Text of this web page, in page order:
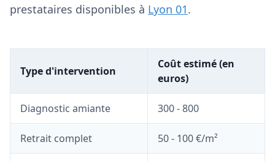
prestataires disponibles à Lyon 01.
Type d'intervention
Coût estimé (en
euros)
Diagnostic amiante 300 - 800
Retrait complet 50 - 100 €/m²